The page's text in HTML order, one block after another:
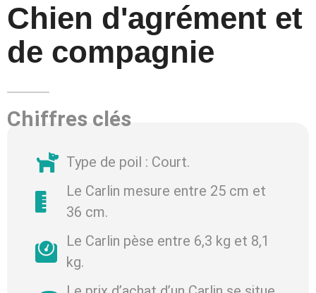
Chien d'agrément et
de compagnie
Chiffres clés
Type de poil : Court.
Le Carlin mesure entre 25 cm et
36 cm.
Le Carlin pèse entre 6,3 kg et 8,1
kg.